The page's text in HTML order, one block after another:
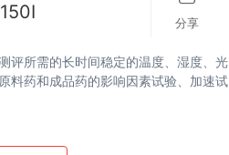
分享
评所需的长时间稳定的温度、湿度、光
料药和成品药的影响因素试验、加速试